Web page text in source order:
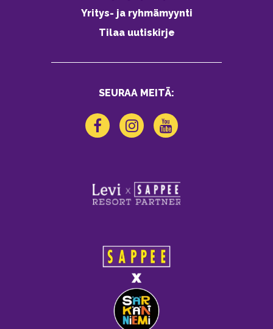
Yritys- ja ryhmämyynti
Tilaa uutiskirje
SEURAA MEITÄ: